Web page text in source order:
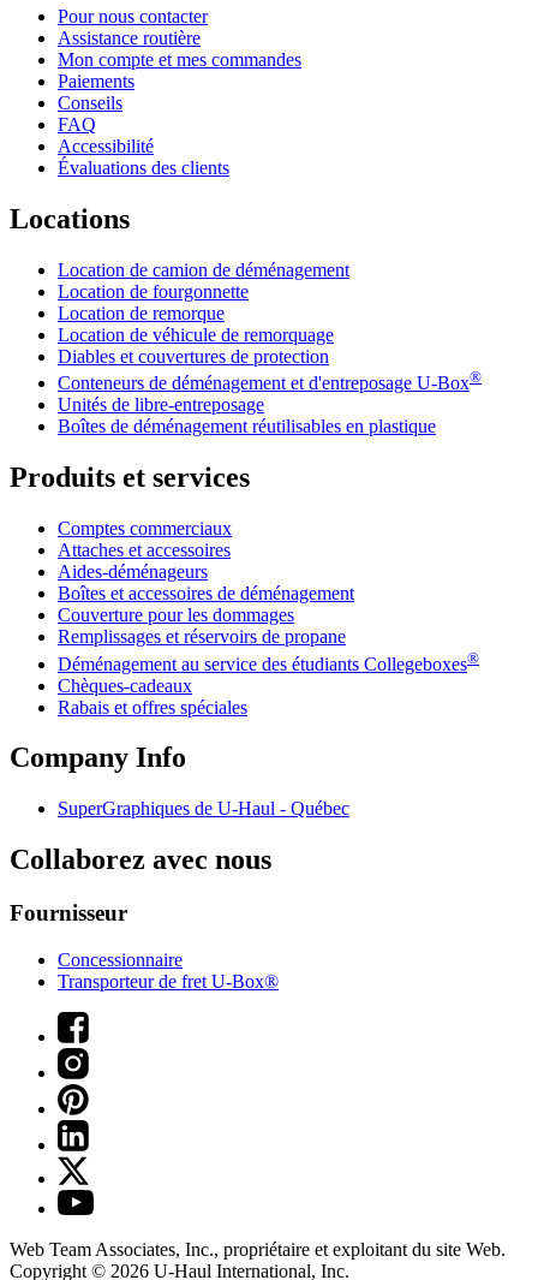
Pour nous contacter
Assistance routière
Mon compte et mes commandes
Paiements
Conseils
FAQ
Accessibilité
Évaluations des clients
Locations
Location de camion de déménagement
Location de fourgonnette
Location de remorque
Location de véhicule de remorquage
Diables et couvertures de protection
Conteneurs de déménagement et d'entreposage U-Box®
Unités de libre-entreposage
Boîtes de déménagement réutilisables en plastique
Produits et services
Comptes commerciaux
Attaches et accessoires
Aides-déménageurs
Boîtes et accessoires de déménagement
Couverture pour les dommages
Remplissages et réservoirs de propane
Déménagement au service des étudiants Collegeboxes®
Chèques-cadeaux
Rabais et offres spéciales
Company Info
SuperGraphiques de U-Haul - Québec
Collaborez avec nous
Fournisseur
Concessionnaire
Transporteur de fret U-Box®
Web Team Associates, Inc., propriétaire et exploitant du site Web.
Copyright © 2026 U-Haul International, Inc.